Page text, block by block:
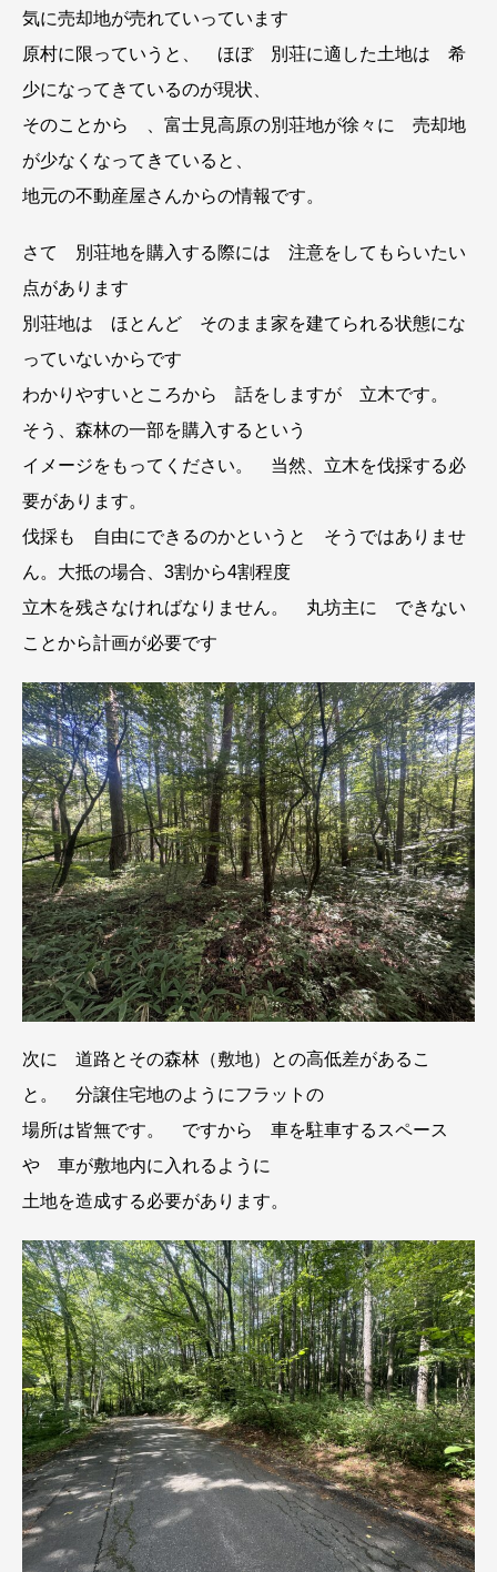
気に売却地が売れていっています
原村に限っていうと、 ほぼ 別荘に適した土地は 希
少になってきているのが現状、
そのことから 、富士見高原の別荘地が徐々に 売却地
が少なくなってきていると、
地元の不動産屋さんからの情報です。
さて 別荘地を購入する際には 注意をしてもらいたい
点があります
別荘地は ほとんど そのまま家を建てられる状態にな
っていないからです
わかりやすいところから 話をしますが 立木です。
そう、森林の一部を購入するという
イメージをもってください。 当然、立木を伐採する必
要があります。
伐採も 自由にできるのかというと そうではありませ
ん。大抵の場合、3割から4割程度
立木を残さなければなりません。 丸坊主に できない
ことから計画が必要です
次に 道路とその森林（敷地）との高低差があるこ
と。 分譲住宅地のようにフラットの
場所は皆無です。 ですから 車を駐車するスペース
や 車が敷地内に入れるように
土地を造成する必要があります。